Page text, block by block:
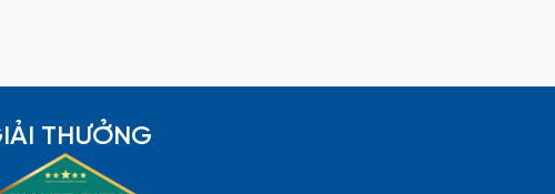
THƯỞNG